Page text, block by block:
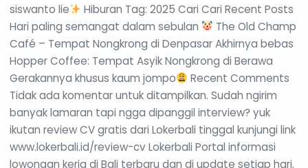
siswanto lie
Hiburan Tag: 2025 Cari Cari Recent Posts
Hari paling semangat dalam sebulan
The Old Champ
Café – Tempat Nongkrong di Denpasar Akhirnya bebas
Hopper Coffee: Tempat Asyik Nongkrong di Berawa
Gerakannya khusus kaum jompo
Recent Comments
Tidak ada komentar untuk ditampilkan. Sudah ngirim
banyak lamaran tapi ngga dipanggil interview? yuk
ikutan review CV gratis dari Lokerbali tinggal kunjungi link
www.lokerbali.id/review-cv Lokerbali Portal informasi
lowongan kerja di Bali terbaru dan di update setiap hari.